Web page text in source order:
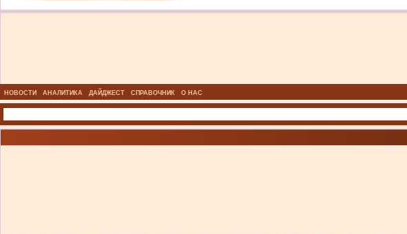
НОВОСТИ АНАЛИТИКА ДАЙДЖЕСТ СПРАВОЧНИК О НАС